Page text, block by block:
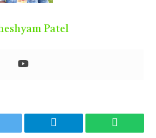
Patel
Telegram